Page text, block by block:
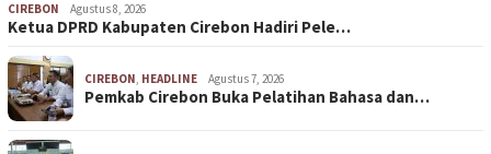
CIREBON Agustus 8, 2026
Ketua DPRD Kabupaten Cirebon Hadiri Pele…
CIREBON, HEADLINE Agustus 7, 2026
Pemkab Cirebon Buka Pelatihan Bahasa dan…